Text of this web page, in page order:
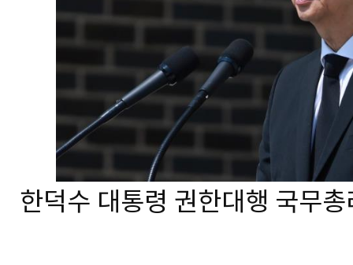
한덕수 대통령 권한대행 국무